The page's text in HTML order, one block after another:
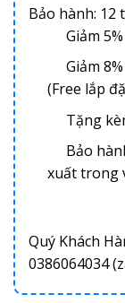
Bảo hành: 12
Giảm
Giảm
(Free lắp
Tặng
Bảo
xuất trong
Quý Khách
0386064034